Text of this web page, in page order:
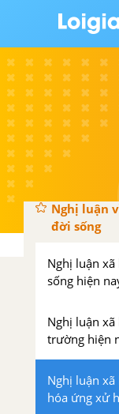
Nghị luận
và cách ứng
Nghị luận xã
sống
Tổng hợp
luận về tư
Nghị luận
đời sống
Nghị luận
sống hiện
Nghị luận
trường hiện
Nghị luận
hóa ứng xử